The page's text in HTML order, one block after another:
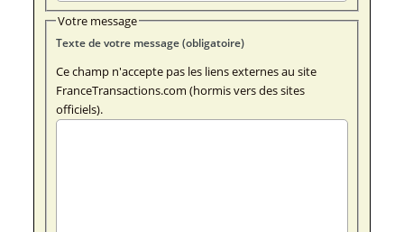
Votre message
Texte de votre message (obligatoire)
Ce champ n'accepte pas les liens externes au site
FranceTransactions.com (hormis vers des sites
officiels).